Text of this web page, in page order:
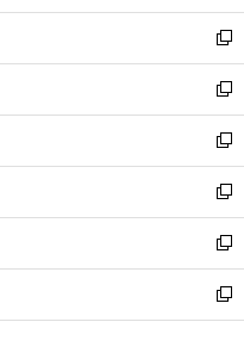
開
く
ウ
で
開
く
ン
ド
ウ
で
開
く
新
し
い
ウ
ィ
ン
ド
ウ
で
開
く
新
し
い
ウ
ィ
ン
ド
ウ
で
開
新
し
い
ウ
ィ
ン
ド
ウ
新
し
い
ウ
ィ
ン
新
し
い
ウ
新
し